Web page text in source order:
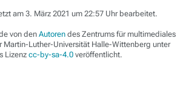
am 3. März 2021 um 22:57 Uhr bearbeitet.
von denAutoren des Zentrums für multimediales
Martin-Luther-Universität Halle-Wittenberg unter
Lizenz cc-by-sa-4.0 veröffentlicht.